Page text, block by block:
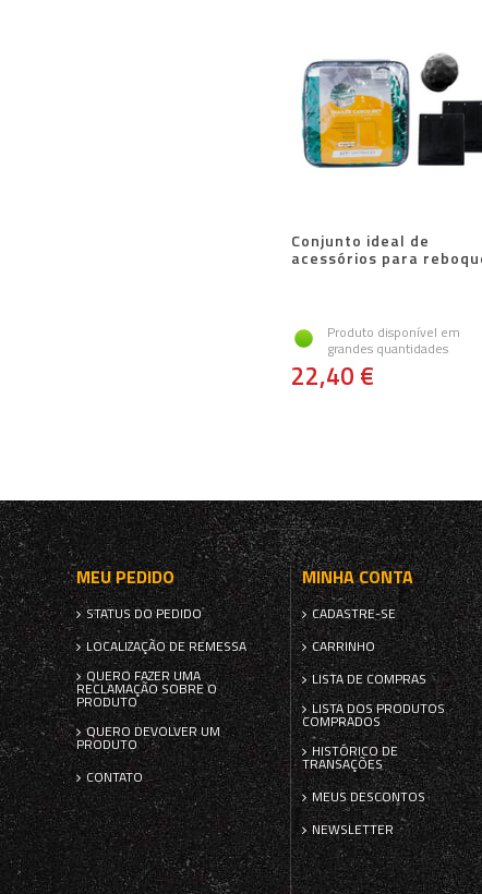
Conjunto ideal de
acessórios para
Produto disponível em
grandes quantidades
22,40 €
MEU PEDIDO
STATUS DO PEDIDO
LOCALIZAÇÃO DE REMESSA
QUERO FAZER UMA
RECLAMAÇÃO SOBRE O
PRODUTO
QUERO DEVOLVER UM
PRODUTO
CONTATO
MINHA CONTA
CADASTRE-SE
CARRINHO
LISTA DE COMPRAS
LISTA DOS PRODUTOS
COMPRADOS
HISTÓRICO DE
TRANSAÇÕES
MEUS DESCONTOS
NEWSLETTER